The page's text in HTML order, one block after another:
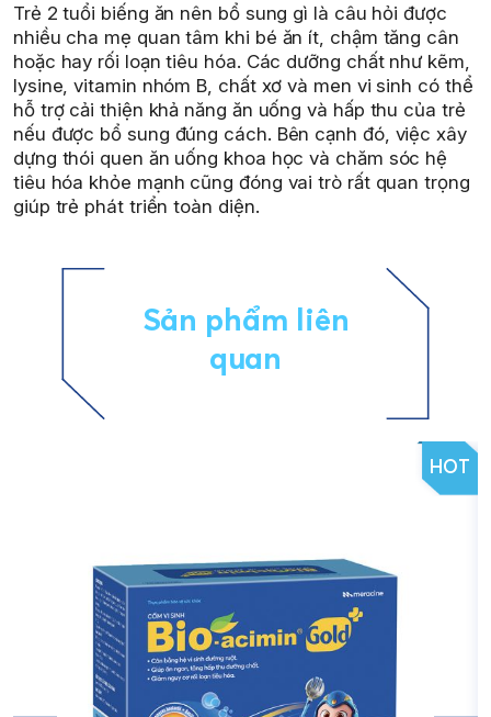
Trẻ 2 tuổi biếng ăn nên bổ sung gì là câu hỏi được
nhiều cha mẹ quan tâm khi bé ăn ít, chậm tăng cân
hoặc hay rối loạn tiêu hóa. Các dưỡng chất như kẽm,
lysine, vitamin nhóm B, chất xơ và men vi sinh có thể
hỗ trợ cải thiện khả năng ăn uống và hấp thu của trẻ
nếu được bổ sung đúng cách. Bên cạnh đó, việc xây
dựng thói quen ăn uống khoa học và chăm sóc hệ
tiêu hóa khỏe mạnh cũng đóng vai trò rất quan trọng
giúp trẻ phát triển toàn diện.
Sản phẩm liên
quan
HOT